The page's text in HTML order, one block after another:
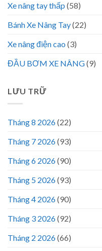
Xe nâng tay thấp (58)
Bánh Xe Nâng Tay(22)
Xe nâng điện cao (3)
ĐẦU BƠM XE NÂNG(9)
LƯU TRỮ
Tháng 8 2026(22)
Tháng 7 2026(93)
Tháng 6 2026(90)
Tháng 5 2026(93)
Tháng 4 2026(90)
Tháng 3 2026(92)
Tháng 2 2026(66)